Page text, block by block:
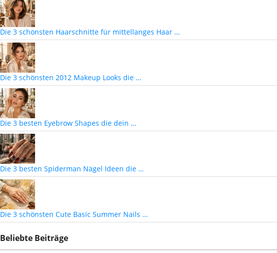
Die 3 schönsten Haarschnitte für mittellanges Haar …
Die 3 schönsten 2012 Makeup Looks die …
Die 3 besten Eyebrow Shapes die dein …
Die 3 besten Spiderman Nägel Ideen die …
Die 3 schönsten Cute Basic Summer Nails …
Beliebte Beiträge